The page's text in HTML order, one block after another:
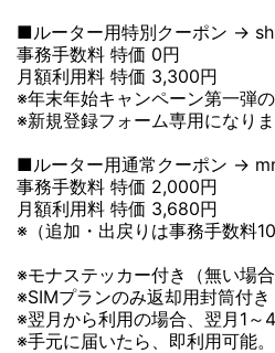
■ルーター用特別クーポン →
事務手数料 特価 0円
月額利用料 特価 3,300円
※年末年始キャンペーン第一弾の
※新規登録フォーム専用になりま
■ルーター用通常クーポン →
事務手数料 特価 2,000円
月額利用料 特価 3,680円
※（追加・出戻りは事務手数料
※モナステッカー付き（無い場
※SIMプランのみ返却用封筒付き
※翌月から利用の場合、翌月1～4
※手元に届いたら、即利用可能。